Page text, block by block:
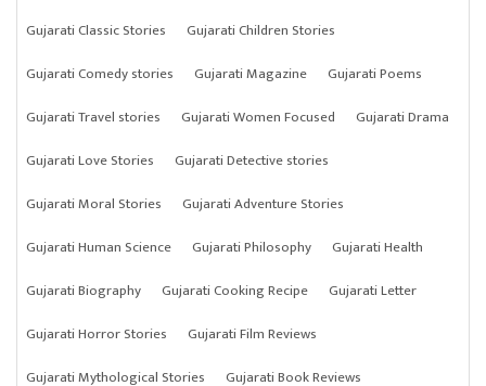
Gujarati Classic Stories
Gujarati Children Stories
Gujarati Comedy stories
Gujarati Magazine
Gujarati Poems
Gujarati Travel stories
Gujarati Women Focused
Gujarati Drama
Gujarati Love Stories
Gujarati Detective stories
Gujarati Moral Stories
Gujarati Adventure Stories
Gujarati Human Science
Gujarati Philosophy
Gujarati Health
Gujarati Biography
Gujarati Cooking Recipe
Gujarati Letter
Gujarati Horror Stories
Gujarati Film Reviews
Gujarati Mythological Stories
Gujarati Book Reviews